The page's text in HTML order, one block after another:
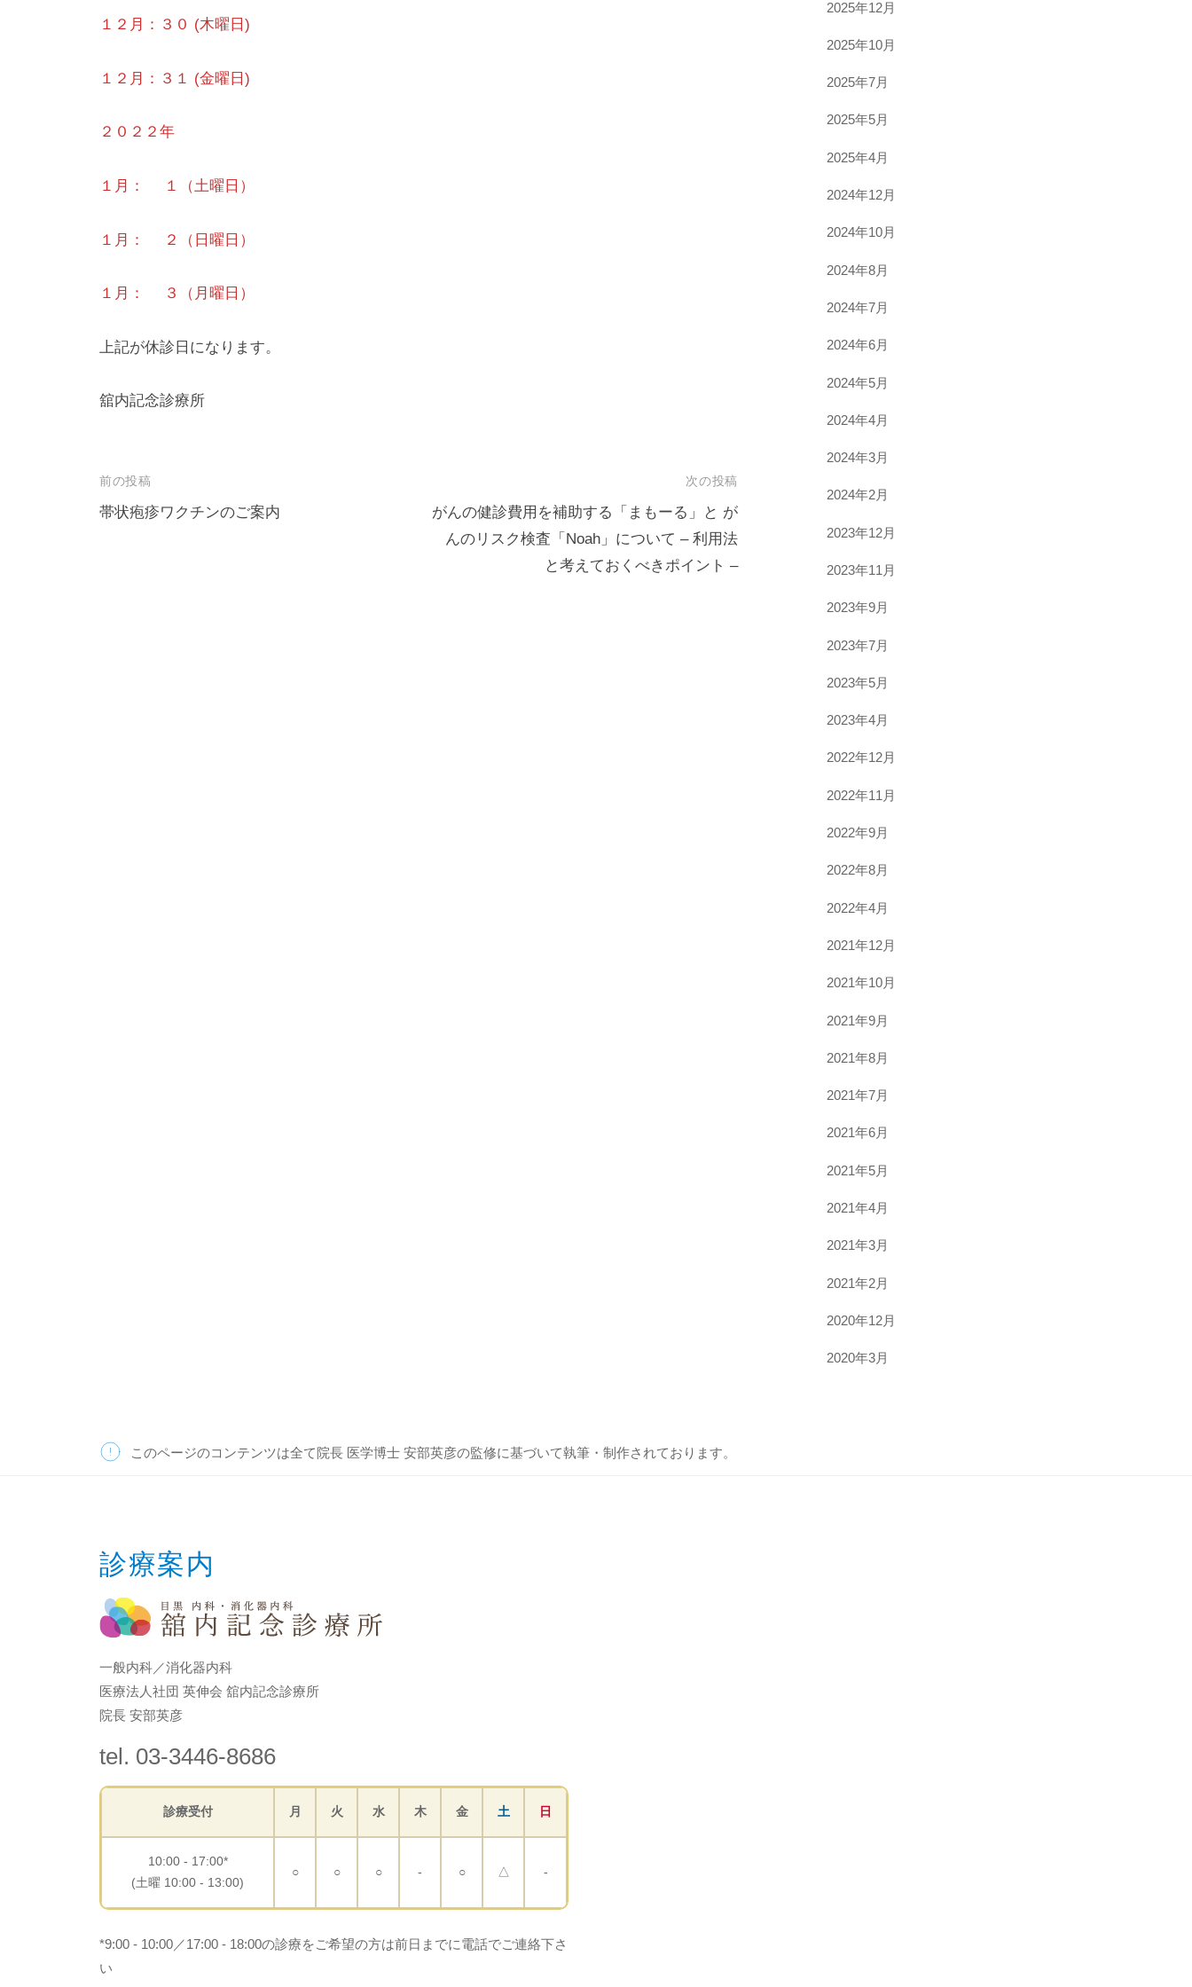
１２月：３０ (木曜日)
１２月：３１ (金曜日)
２０２２年
１月： １（土曜日）
１月： ２（日曜日）
１月： ３（月曜日）
上記が休診日になります。
舘内記念診療所
投
稿
前の投稿
帯状疱疹ワクチンのご案内
次の投稿
がんの健診費用を補助する「まもーる」と が
んのリスク検査「Noah」について – 利用法
と考えておくべきポイント –
2025年12月
2025年10月
2025年7月
2025年5月
2025年4月
2024年12月
2024年10月
2024年8月
2024年7月
2024年6月
2024年5月
2024年4月
2024年3月
2024年2月
2023年12月
2023年11月
2023年9月
2023年7月
2023年5月
2023年4月
2022年12月
2022年11月
2022年9月
2022年8月
2022年4月
2021年12月
2021年10月
2021年9月
2021年8月
2021年7月
2021年6月
2021年5月
2021年4月
2021年3月
2021年2月
2020年12月
2020年3月
このページのコンテンツは全て院長 医学博士 安部英彦の監修に基づいて執筆・制作されております。
診療案内
一般内科／消化器内科
医療法人社団 英伸会 舘内記念診療所
院長 安部英彦
tel. 03-3446-8686
診療受付 月 火 水 木 金 土 日
10:00 - 17:00*
(土曜 10:00 - 13:00)
○ ○ ○ - ○ △ -
*9:00 - 10:00／17:00 - 18:00の診療をご希望の方は前日までに電話でご連絡下さ
い